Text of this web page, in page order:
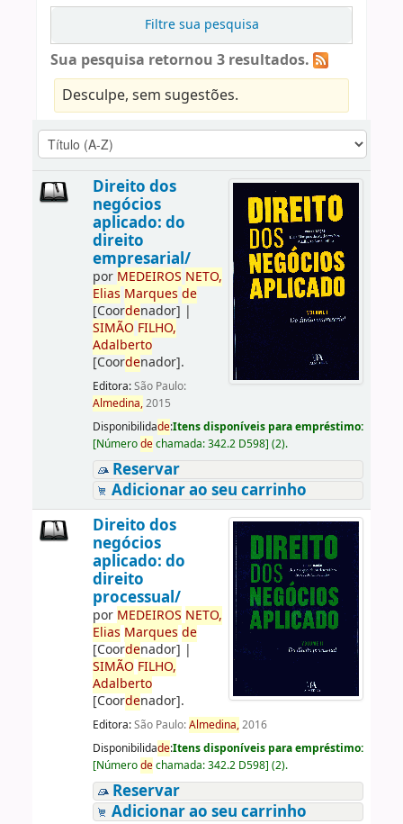
Filtre sua pesquisa
Sua pesquisa retornou 3 resultados.
Desculpe, sem sugestões.
Direito dos
negócios
aplicado: do
direito
empresarial/
por MEDEIROS NETO,
Elias Marques de
[Coordenador] |
SIMÃO FILHO,
Adalberto
[Coordenador].
Editora:São Paulo:
Almedina,2015
Disponibilidade:Itens disponíveis para empréstimo:
[Númerodechamada:342.2 D598] (2).
Reservar
Adicionar ao seu carrinho
Direito dos
negócios
aplicado: do
direito
processual/
por MEDEIROS NETO,
Elias Marques de
[Coordenador] |
SIMÃO FILHO,
Adalberto
[Coordenador].
Editora:São Paulo:Almedina,2016
Disponibilidade:Itens disponíveis para empréstimo:
[Númerodechamada:342.2 D598] (2).
Reservar
Adicionar ao seu carrinho